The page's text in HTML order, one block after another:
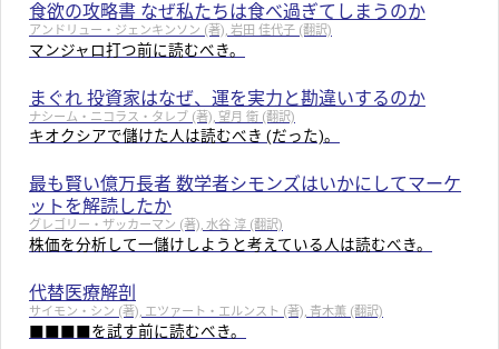
食欲の攻略書 なぜ私たちは食べ過ぎてしまうのか
アンドリュー・ジェンキンソン (著), 岩田 佳代子 (翻訳)
マンジャロ打つ前に読むべき。
まぐれ 投資家はなぜ、運を実力と勘違いするのか
ナシーム・ニコラス・タレブ (著), 望月 衛 (翻訳)
キオクシアで儲けた人は読むべき (だった)。
最も賢い億万長者 数学者シモンズはいかにしてマーケ
ットを解読したか
グレゴリー・ザッカーマン (著), 水谷 淳 (翻訳)
株価を分析して一儲けしようと考えている人は読むべき。
代替医療解剖
サイモン・シン (著), エツァート・エルンスト (著), 青木薫 (翻訳)
■■■■を試す前に読むべき。